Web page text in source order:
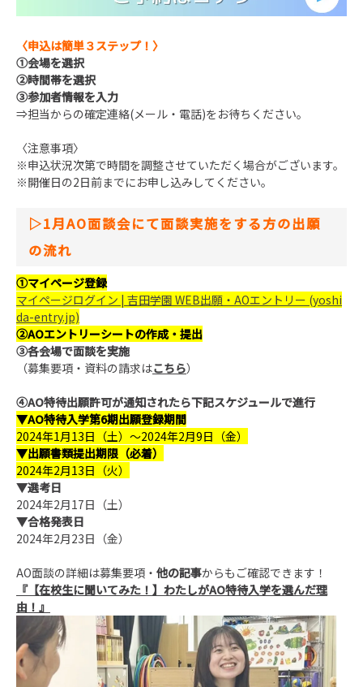
〈申込は簡単３ステップ！〉
①会場を選択
②時間帯を選択
③参加者情報を入力
⇒担当からの確定連絡(メール・電話)をお待ちください。
〈注意事項〉
※申込状況次第で時間を調整させていただく場合がございます。
※開催日の2日前までにお申し込みしてください。
▷1月AO面談会にて面談実施をする方の出願
の流れ
①マイページ登録
マイページログイン | 吉田学園 WEB出願・AOエントリー (yoshi
da-entry.jp)
②AOエントリーシートの作成・提出
③各会場で面談を実施
（募集要項・資料の請求はこちら）
④AO特待出願許可が通知されたら下記スケジュールで進行
▼AO特待入学第6期出願登録期間
2024年1月13日（土）～2024年2月9日（金）
▼出願書類提出期限（必着）
2024年2月13日（火）
▼選考日
2024年2月17日（土）
▼合格発表日
2024年2月23日（金）
AO面談の詳細は募集要項・ 他の記事からもご確認できます！
『【在校生に聞いてみた！】わたしがAO特待入学を選んだ理
由！』